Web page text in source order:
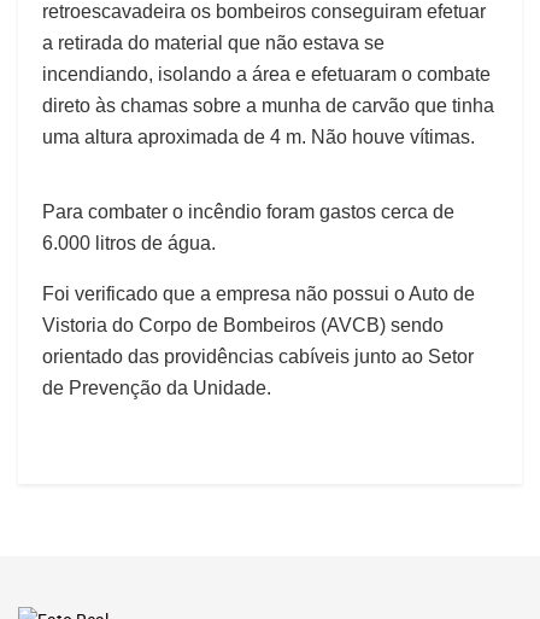
retroescavadeira os bombeiros conseguiram efetuar
a retirada do material que não estava se
incendiando, isolando a área e efetuaram o combate
direto às chamas sobre a munha de carvão que tinha
uma altura aproximada de 4 m. Não houve vítimas.
Para combater o incêndio foram gastos cerca de
6.000 litros de água.
Foi verificado que a empresa não possui o Auto de
Vistoria do Corpo de Bombeiros (AVCB) sendo
orientado das providências cabíveis junto ao Setor
de Prevenção da Unidade.